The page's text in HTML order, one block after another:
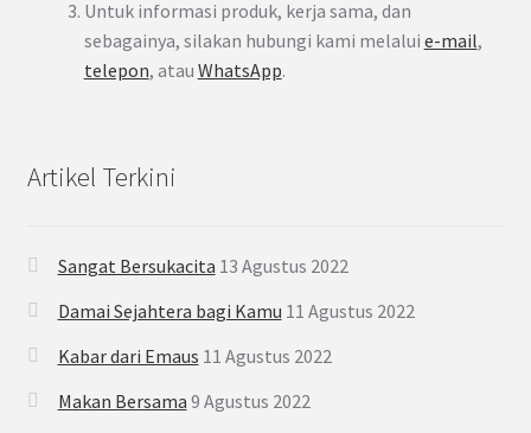
Untuk informasi produk, kerja sama, dan
sebagainya, silakan hubungi kami melalui e-mail,
telepon, atau WhatsApp.
Artikel Terkini
Sangat Bersukacita 13 Agustus 2022
Damai Sejahtera bagi Kamu 11 Agustus 2022
Kabar dari Emaus 11 Agustus 2022
Makan Bersama 9 Agustus 2022